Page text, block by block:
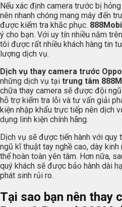
Nếu xác định camera trước bị
nên nhanh chóng mang máy đến
được kiểm tra khắc phục.
ý cho bạn. Với uy tín nhiều năm
tôi được rất nhiều khách hàng tin
lượng dịch vụ.
Dịch vụ thay camera trước
những dịch vụ tại trung tâm
chữa thay camera sẽ được đội
hỗ trợ kiểm tra lỗi và tư vấn giải
kiện nhập khẩu trực tiếp nên dịch
dụng linh kiện chính hãng.
Dịch vụ sẽ được tiến hành với quy
ngũ kĩ thuật tay nghề cao, dày
thể hoàn toàn yên tâm. Hơn nữa,
quý khách sẽ được bảo hành dài
phát sinh rủi ro.
Tại sao bạn nên thay